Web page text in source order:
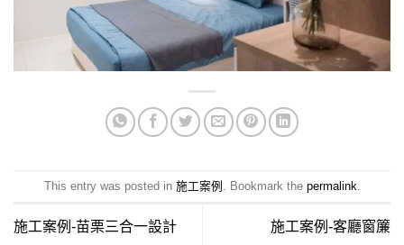
This entry was posted in 施工案例 . Bookmark the permalink
施工案例-苗栗三合一設計 施工案例-客廳窗簾